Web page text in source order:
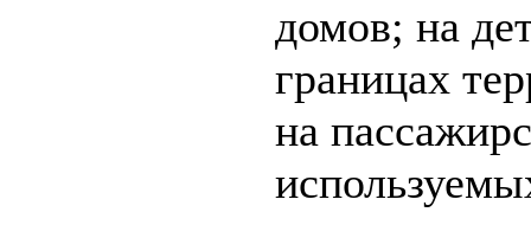
домов; на
границах
на